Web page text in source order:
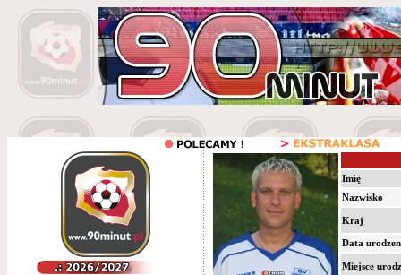
Imię
Nazwisko
Kraj
Data
Miejsce